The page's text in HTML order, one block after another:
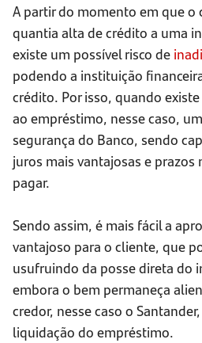
A partir do momento em que o
quantia alta de crédito a uma
existe um possível risco de
podendo a instituição
crédito. Por isso, quando
ao empréstimo, nesse caso,
segurança do Banco, sendo
juros mais vantajosas e prazos
pagar.
Sendo assim, é mais fácil a
vantajoso para o cliente, que
usufruindo da posse direta do
embora o bem permaneça
credor, nesse caso o
liquidação do empréstimo.